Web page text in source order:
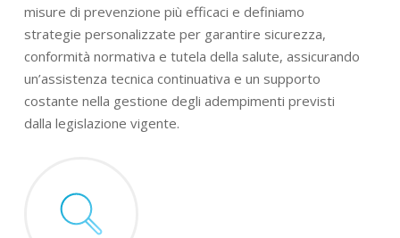
misure di prevenzione più efficaci e definiamo
strategie personalizzate per garantire sicurezza,
conformità normativa e tutela della salute, assicurando
un’assistenza tecnica continuativa e un supporto
costante nella gestione degli adempimenti previsti
dalla legislazione vigente.